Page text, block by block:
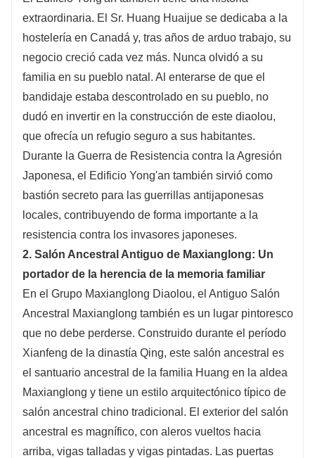
extraordinaria. El Sr. Huang Huaijue se dedicaba a la
hostelería en Canadá y, tras años de arduo trabajo, su
negocio creció cada vez más. Nunca olvidó a su
familia en su pueblo natal. Al enterarse de que el
bandidaje estaba descontrolado en su pueblo, no
dudó en invertir en la construcción de este diaolou,
que ofrecía un refugio seguro a sus habitantes.
Durante la Guerra de Resistencia contra la Agresión
Japonesa, el Edificio Yong'an también sirvió como
bastión secreto para las guerrillas antijaponesas
locales, contribuyendo de forma importante a la
resistencia contra los invasores japoneses.
2. Salón Ancestral Antiguo de Maxianglong: Un
portador de la herencia de la memoria familiar
En el Grupo Maxianglong Diaolou, el Antiguo Salón
Ancestral Maxianglong también es un lugar pintoresco
que no debe perderse. Construido durante el período
Xianfeng de la dinastía Qing, este salón ancestral es
el santuario ancestral de la familia Huang en la aldea
Maxianglong y tiene un estilo arquitectónico típico de
salón ancestral chino tradicional. El exterior del salón
ancestral es magnífico, con aleros vueltos hacia
arriba, vigas talladas y vigas pintadas. Las puertas